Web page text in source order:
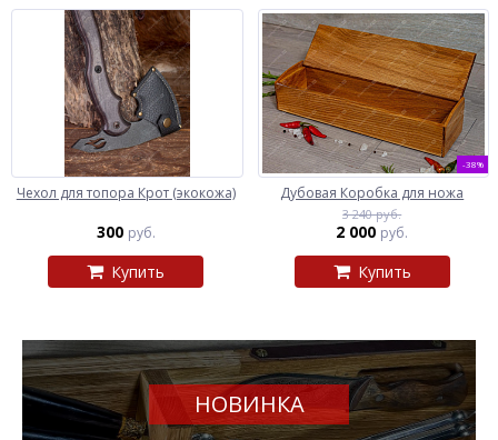
Чехол для топора Крот (экокожа)
300 руб.
Купить
-38%
Дубовая Коробка для ножа
3 240 руб.
2 000 руб.
Купить
НОВИНКА